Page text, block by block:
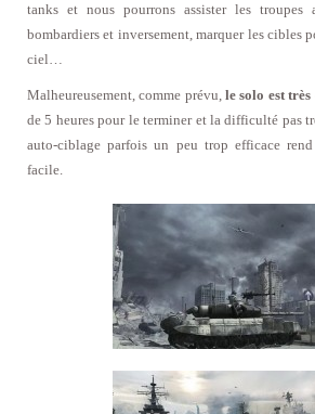
tanks et nous pourrons assister les
bombardiers et inversement, marquer les cibles
ciel…
Malheureusement, comme prévu,le solo est
de 5 heures pour le terminer et la difficulté pas
auto-ciblage parfois un peu trop efficace
facile.